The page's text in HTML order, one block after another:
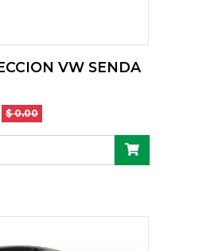
VW SENDA
$ 0.00